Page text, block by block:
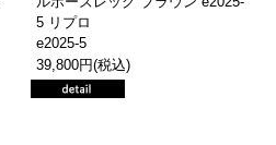
5 リプロ
e2025-5
39,800円(税込)